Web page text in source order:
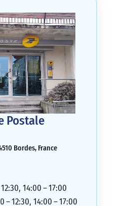
Postale
Bordes, France
14:00 – 17:00
– 12:30, 14:00 – 17:00